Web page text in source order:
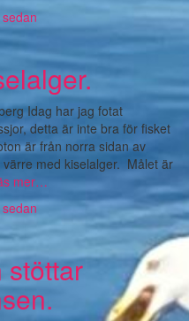
sedan
Idag har jag fotat
detta är inte bra för fisket
är från norra sidan av
med kiselalger. Målet är
mer…
sedan
stöttar